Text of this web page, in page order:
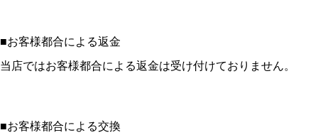
■お客様都合による返金
当店ではお客様都合による返金は受け付けておりません。
■お客様都合による交換